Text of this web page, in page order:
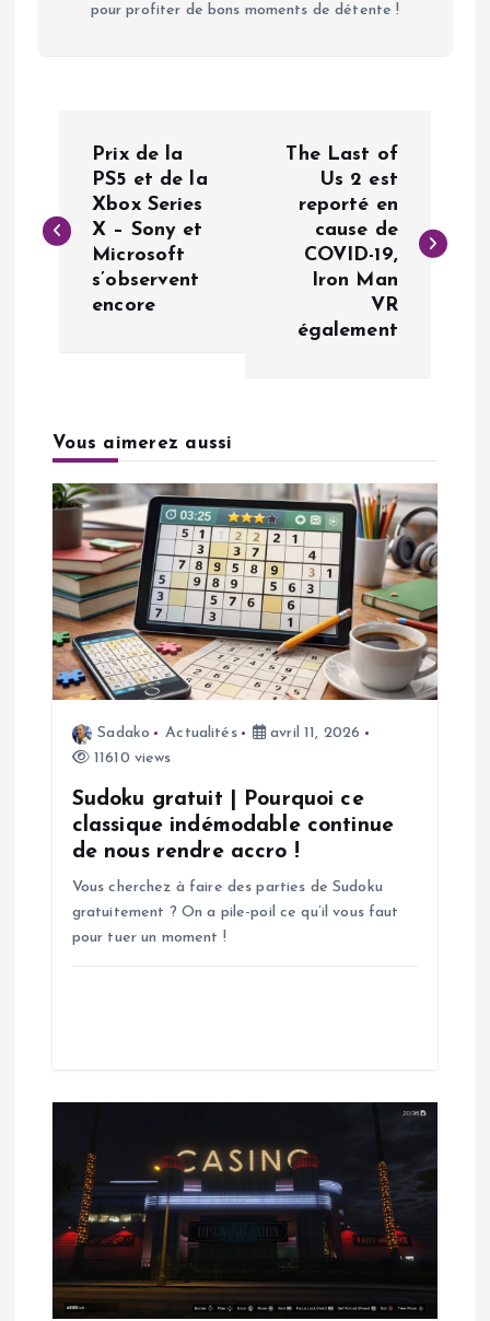
pour profiter de bons moments de détente !
v
t
o
n
d
c
Prix de la
PS5 et de la
Xbox Series
X – Sony et
Microsoft
s’observent
encore
The Last of
Us 2 est
reporté en
cause de
COVID-19,
Iron Man
VR
également
Vous aimerez aussi
Sadako Actualités
avril 11, 2026
11610 views
Sudoku gratuit | Pourquoi ce
classique indémodable continue
de nous rendre accro !
Vous cherchez à faire des parties de Sudoku
gratuitement ? On a pile-poil ce qu’il vous faut
pour tuer un moment !